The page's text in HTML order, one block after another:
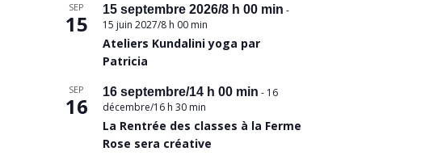
SEP
15
15 septembre 2026/8 h 00 min -
15 juin 2027/8 h 00 min
Ateliers Kundalini yoga par
Patricia
SEP
16
16 septembre/14 h 00 min - 16
décembre/16 h 30 min
La Rentrée des classes à la Ferme
Rose sera créative